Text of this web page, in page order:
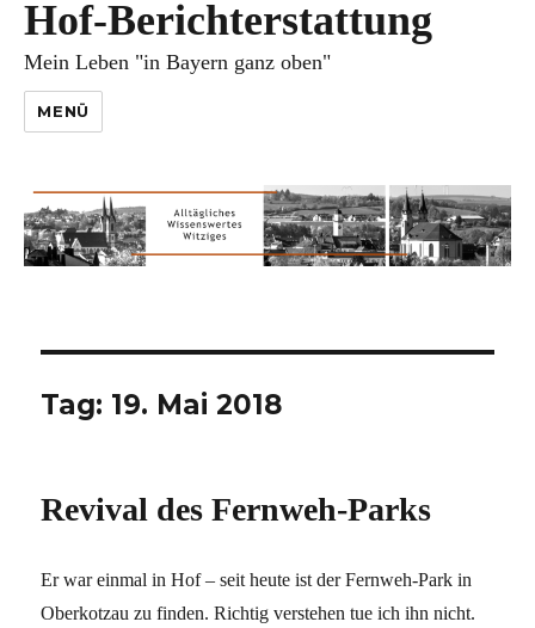
Hof-Berichterstattung
Mein Leben "in Bayern ganz oben"
MENÜ
Tag: 19. Mai 2018
Revival des Fernweh-Parks
Er war einmal in Hof – seit heute ist der Fernweh-Park in
Oberkotzau zu finden. Richtig verstehen tue ich ihn nicht.